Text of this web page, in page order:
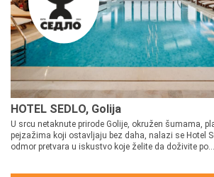
HOTEL SEDLO, Golija
U srcu netaknute prirode Golije, okružen šumama,
pejzažima koji ostavljaju bez daha, nalazi se Hotel
odmor pretvara u iskustvo koje želite da doživite po...